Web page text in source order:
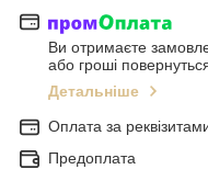
Ви отримаєте
або гроші
Детальніше
Оплата за
Предоплата